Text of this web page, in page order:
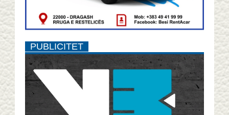
PUBLICITET